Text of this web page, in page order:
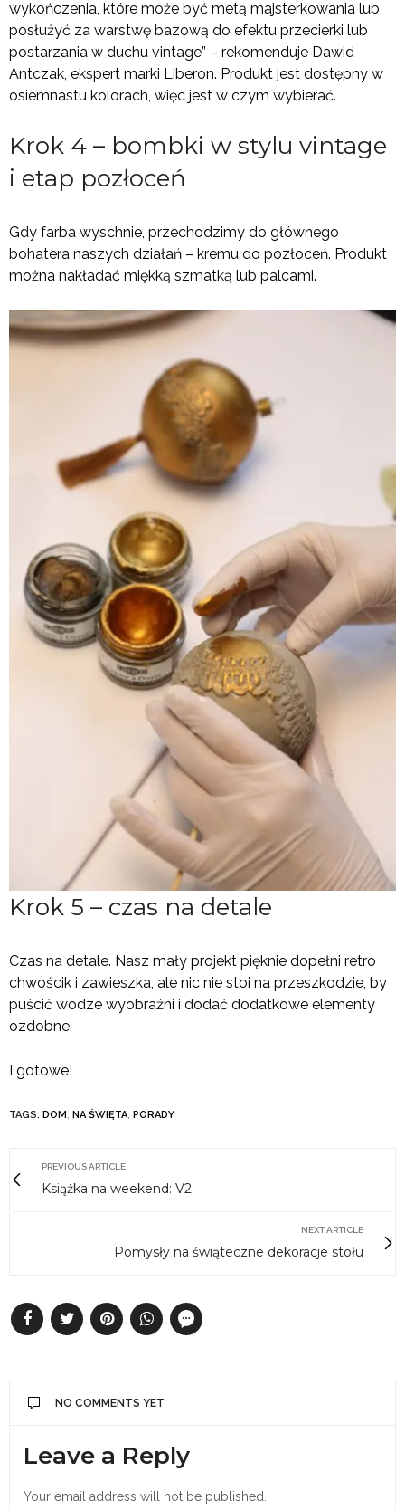
wykończenia, które może być metą majsterkowania lub
posłużyć za warstwę bazową do efektu przecierki lub
postarzania w duchu vintage” – rekomenduje Dawid
Antczak, ekspert marki Liberon. Produkt jest dostępny w
osiemnastu kolorach, więc jest w czym wybierać.
Krok 4 – bombki w stylu vintage
i etap pozłoceń
Gdy farba wyschnie, przechodzimy do głównego
bohatera naszych działań – kremu do pozłoceń. Produkt
można nakładać miękką szmatką lub palcami.
Krok 5 – czas na detale
Czas na detale. Nasz mały projekt pięknie dopełni retro
chwościk i zawieszka, ale nic nie stoi na przeszkodzie, by
puścić wodze wyobraźni i dodać dodatkowe elementy
ozdobne.
I gotowe!
TAGS: DOM, NA ŚWIĘTA, PORADY
PREVIOUS ARTICLE
Książka na weekend: V2
NEXT ARTICLE
Pomysły na świąteczne dekoracje stołu
NO COMMENTS YET
Leave a Reply
Your email address will not be published.